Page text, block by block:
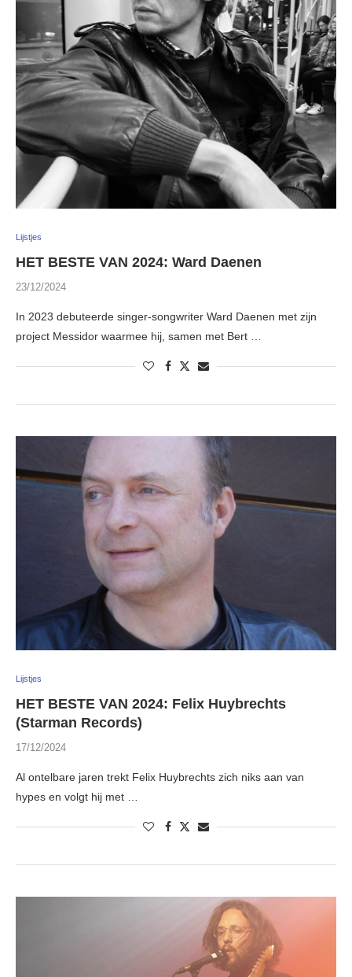
Lijstjes
HET BESTE VAN 2024: Ward Daenen
23/12/2024
In 2023 debuteerde singer-songwriter Ward Daenen met zijn
project Messidor waarmee hij, samen met Bert …
Lijstjes
HET BESTE VAN 2024: Felix Huybrechts
(Starman Records)
17/12/2024
Al ontelbare jaren trekt Felix Huybrechts zich niks aan van
hypes en volgt hij met …